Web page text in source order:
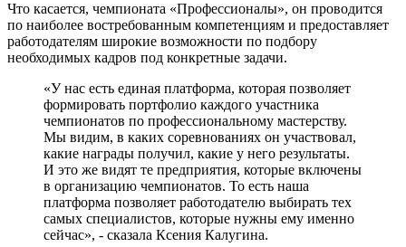
Что касается, чемпионата «Профессионалы», он проводится
по наиболее востребованным компетенциям и предоставляет
работодателям широкие возможности по подбору
необходимых кадров под конкретные задачи.
«У нас есть единая платформа, которая позволяет
формировать портфолио каждого участника
чемпионатов по профессиональному мастерству.
Мы видим, в каких соревнованиях он участвовал,
какие награды получил, какие у него результаты.
И это же видят те предприятия, которые включены
в организацию чемпионатов. То есть наша
платформа позволяет работодателю выбирать тех
самых специалистов, которые нужны ему именно
сейчас», - сказала Ксения Калугина.